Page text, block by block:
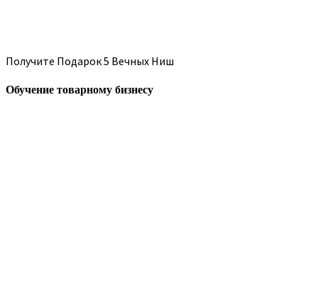
Получите Подарок 5 Вечных Ниш
Обучение товарному бизнесу